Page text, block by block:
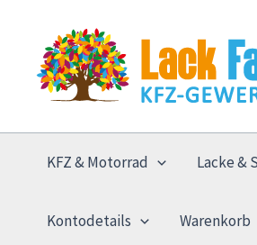
springen
KFZ & Motorrad Lacke &
Kontodetails Warenkorb